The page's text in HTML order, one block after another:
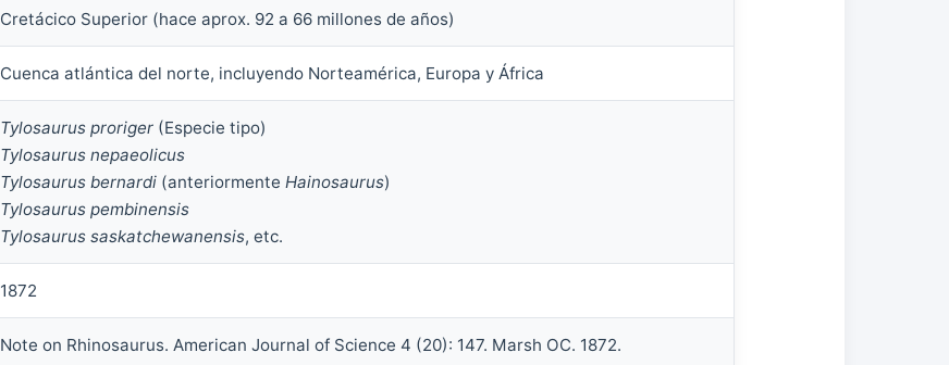
Cretácico Superior (hace aprox. 92 a 66 millones de años)
Cuenca atlántica del norte, incluyendo Norteamérica, Europa y África
Tylosaurus proriger (Especie tipo)
Tylosaurus nepaeolicus
Tylosaurus bernardi (anteriormente Hainosaurus)
Tylosaurus pembinensis
Tylosaurus saskatchewanensis, etc.
1872
Note on Rhinosaurus. American Journal of Science 4 (20): 147. Marsh OC. 1872.